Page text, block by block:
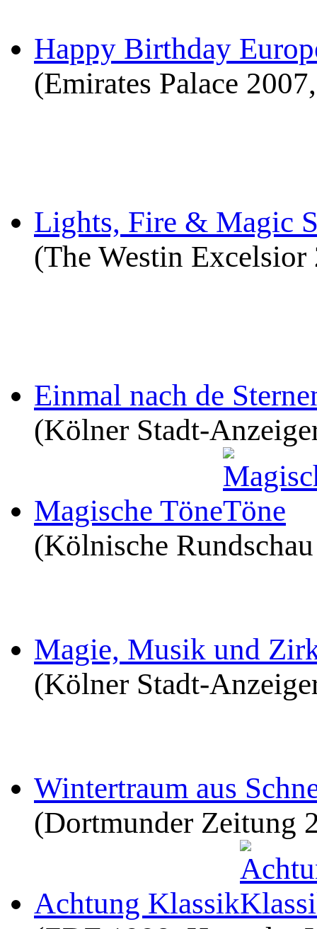
Happy Birthday
(Emirates Palace
Lights, Fire & Magic
(The Westin
Einmal nach de
(Kölner Stadt-
Magische Töne
(Kölnische
Magie, Musik und
(Kölner Stadt-
Wintertraum aus
(Dortmunder Zeitung
Achtung Klassik